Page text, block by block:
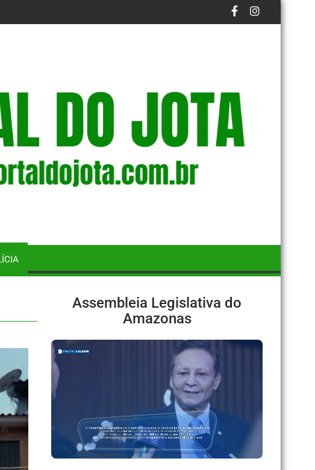
FINANCIAMENTO COLETIVO
STM DETERMINA PERDA DE PATENTE DE MILITAR
Assembleia Legislativa do
Amazonas